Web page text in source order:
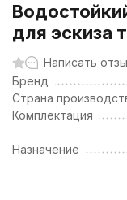
для эскиза
Написать
Бренд
Страна
Комплектация
Назначение